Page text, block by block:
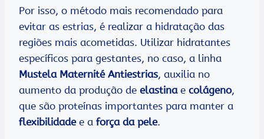
Por isso, o método mais recomendado para
evitar as estrias, é realizar a hidratação das
regiões mais acometidas. Utilizar hidratantes
específicos para gestantes, no caso, a linha
Mustela Maternité Antiestrias, auxilia no
aumento da produção de elastina e colágeno,
que são proteínas importantes para manter a
flexibilidade e a força da pele.